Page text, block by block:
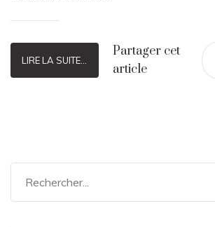
LIRE LA SUITE...
Partager cet
article